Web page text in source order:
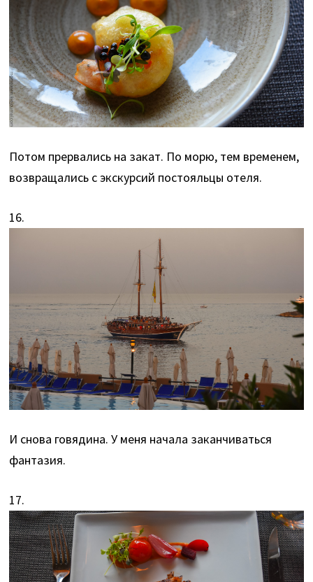
Потом прервались на закат. По морю, тем временем,
возвращались с экскурсий постояльцы отеля.
16.
И снова говядина. У меня начала заканчиваться
фантазия.
17.